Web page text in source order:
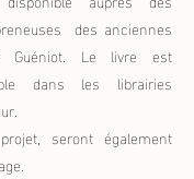
des anciennes
Guéniot. Le livre est
dans les librairies
seront également